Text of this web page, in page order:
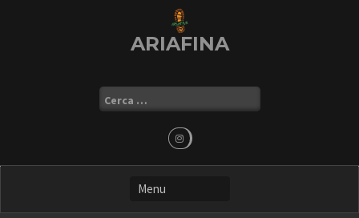
ARIAFINA
Ricerca
per: